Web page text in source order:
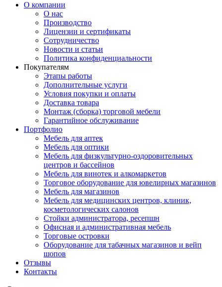
О компании
О нас
Производство
Лицензии и сертификаты
Сотрудничество
Новости и статьи
Политика конфиденциальности
Покупателям
Этапы работы
Дополнительные услуги
Условия покупки и оплаты
Доставка товара
Монтаж (сборка) торговой мебели
Гарантийное обслуживание
Портфолио
Мебель для аптек
Мебель для оптики
Мебель для физкультурно-оздоровительных
центров и бассейнов
Мебель для винотек и алкомаркетов
Торговое оборудование для ювелирных магазинов
Мебель для магазинов
Мебель для медицинских центров, клиник,
косметологических салонов
Стойки администратора, ресепшн
Офисная и административная мебель
Торговые островки
Оборудование для табачных магазинов и вейп
шопов
Отзывы
Контакты